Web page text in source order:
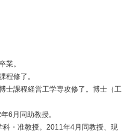
業。
程修了。
士課程経営工学専攻修了。博士（工
6月同助教授。
・准教授。2011年4月同教授、現